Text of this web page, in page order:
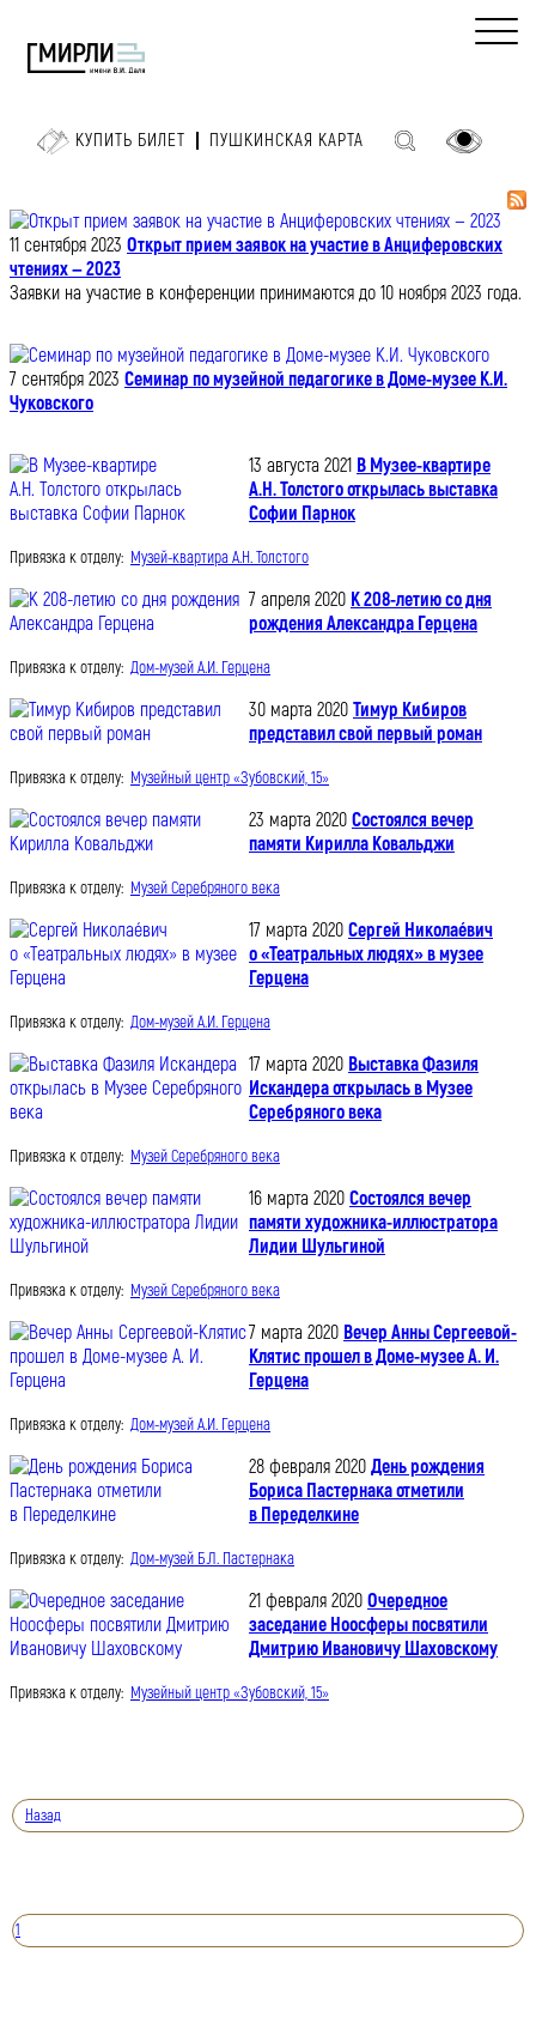
КУПИТЬ БИЛЕТ ПУШКИНСКАЯ КАРТА
11 сентября 2023 Открыт прием заявок на участие в Анциферовских
чтениях — 2023
Заявки на участие в конференции принимаются до 10 ноября 2023 года.
7 сентября 2023 Семинар по музейной педагогике в Доме-музее К.И.
Чуковского
13 августа 2021 В Музее-квартире
А.Н. Толстого открылась выставка
Софии Парнок
Привязка к отделу: Музей-квартира А.Н. Толстого
7 апреля 2020 К 208-летию со дня
рождения Александра Герцена
Привязка к отделу: Дом-музей А.И. Герцена
30 марта 2020 Тимур Кибиров
представил свой первый роман
Привязка к отделу: Музейный центр «Зубовский, 15»
23 марта 2020 Состоялся вечер
памяти Кирилла Ковальджи
Привязка к отделу: Музей Серебряного века
17 марта 2020 Сергей Николаéвич
о «Театральных людях» в музее
Герцена
Привязка к отделу: Дом-музей А.И. Герцена
17 марта 2020 Выставка Фазиля
Искандера открылась в Музее
Серебряного века
Привязка к отделу: Музей Серебряного века
16 марта 2020 Состоялся вечер
памяти художника-иллюстратора
Лидии Шульгиной
Привязка к отделу: Музей Серебряного века
7 марта 2020 Вечер Анны Сергеевой-
Клятис прошел в Доме-музее А. И.
Герцена
Привязка к отделу: Дом-музей А.И. Герцена
28 февраля 2020 День рождения
Бориса Пастернака отметили
в Переделкине
Привязка к отделу: Дом-музей Б.Л. Пастернака
21 февраля 2020 Очередное
заседание Ноосферы посвятили
Дмитрию Ивановичу Шаховскому
Привязка к отделу: Музейный центр «Зубовский, 15»
Назад
1